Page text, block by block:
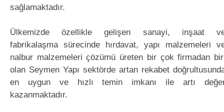
sağlamaktadır.
Ülkemizde özellikle gelişen sanayi, inşaat
fabrikalaşma sürecinde hırdavat, yapı malzemeleri
nalbur malzemeleri çözümü üreten bir çok firmadan
olan Seymen Yapı sektörde artan rekabet
en uygun ve hızlı temin imkanı ile artı
kazanmaktadır.